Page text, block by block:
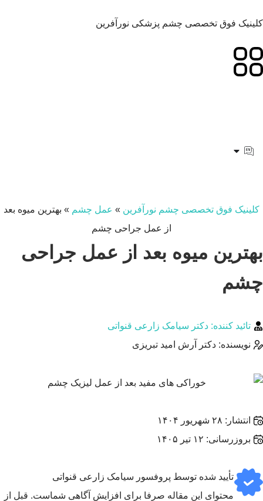
کلینیک فوق تخصصی چشم پزشکی نورآفرین
کلینیک فوق تخصصی چشم نورآفرین » عمل چشم » بهترین میوه بعد
از عمل جراحی چشم
بهترین میوه بعد از عمل جراحی
چشم
تائید کننده: دکتر سیامک زارعی قنواتی
نویسنده: دکتر آرش امید تبریزی
انتشار: ۲۸ شهریور ۱۴۰۴
بروزرسانی: ۱۲ تیر ۱۴۰۵
تأیید‌‌‌‌‌‌‌ شده توسط پروفسور سیامک زارعی قنواتی
محتوای این مقاله صرفا برای افزایش آگاهی شماست. قبل از